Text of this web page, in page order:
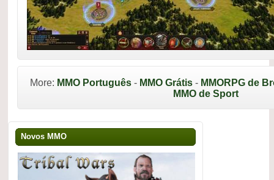
More: MMO Português- MMO Grátis- MMORPG de
MMO de Sport
Novos MMO